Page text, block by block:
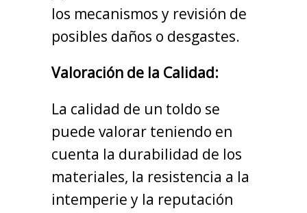
los mecanismos y revisión de
posibles daños o desgastes.
Valoración de la Calidad:
La calidad de un toldo se
puede valorar teniendo en
cuenta la durabilidad de los
materiales, la resistencia a la
intemperie y la reputación